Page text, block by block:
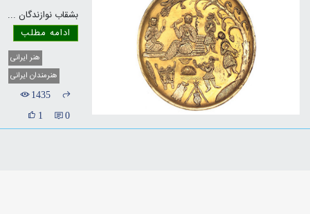
بشقاب نوازندگان...
ادامه مطلب
هنر ایرانی
هنرمندان ایرانی
1435